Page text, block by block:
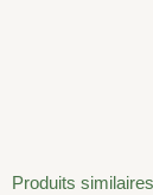
Produits similaires